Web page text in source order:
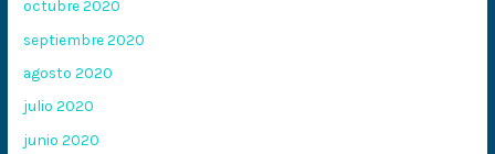
octubre 2020
septiembre 2020
agosto 2020
julio 2020
junio 2020